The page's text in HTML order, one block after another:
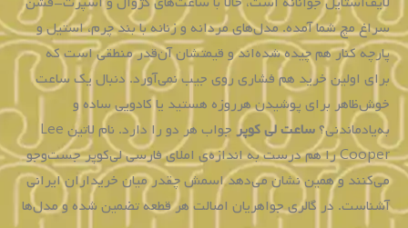
لندن
همواره
حفظ
شود.
شعار
این
برند
این
است